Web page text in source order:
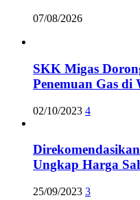
07/08/2026
SKK Migas
Penemuan Gas
02/10/2023 4
Ungkap Harga
25/09/2023 3